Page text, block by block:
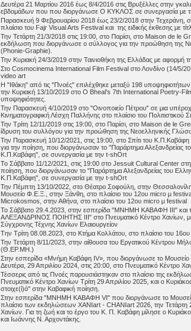
Δευτέρα 21 Μαρτίου 2016 έως 8/4/2016 στις Βρυξέλλες στην
εβδομάδων που που διοργάνωσε Ο ΚΥΚΛΟΣ σε συνεργασία με
Παρασκευή 9 Φεβρουαρίου 2018 έως 23/2/2018 στην Τεχεράνη,
πλαίσιο του Fajr Visual Arts Festival και της ειδικής έκθεσης με
Την Τετάρτη 21/3/2018 στις 19:00, στο Παρίσι, στο Maison de le
εκδήλωση που διοργάνωσε ο σύλλογος για την προώθηση της
(Phonie-Graphie).
Την Κυριακή 24/3/2019 στην Ταινιοθήκη της Ελλάδας με αφορμή
Στο Cosmocinema International Film Festival στο Λονδίνο (14/5/
video art
Η "Ιθάκη" από τις "Πνοές" επιλέχθηκε μεταξύ 198
την Κυριακή 13/10/2019 στο O Bheal's 7th International Poetry-
υποψηφιότητες.
Την Παρασκευή 4/10/2019 στο "Οινοποιείο Πέτρου" σε μια
Κινηματογραφική Λέσχη Παλλήνης στο πλαίσιο του Πολιτιστικού
Την Τρίτη 12/11/2019 στις 19:00, στο Παρίσι, στο Maison de le
ίδρυση του συλλόγου για την προώθηση της Νεοελληνικής
Την Παρασκευή 10/12/2021, στις 19:00, στο Σπίτι του Κ.Π.Καβάφη
για την ποίηση, που διοργάνωσαν το "Παράρτημα Αλεξανδρείας
Κ.Π.Καβάφη", σε συνεργασία με την t-shOrt
Το Σάββατο 11/12/2021, στις 19:00 στο Jessuit Cultural Center
ποίηση, που διοργάνωσαν το "Παράρτημα Αλεξανδρείας του
Κ.Π.Καβάφη", σε συνεργασία με την t-shOrt
Την Πέμπτη 13/10/2022, στο Θέατρο Σοφούλη, στην
Μουσείο Φ.Ε.Ξ., στην Ξάνθη, στο πλαίσιο του 12ου micro μ
Microkosmos, στην Αθήνα, στο πλαίσιο του 12ου micro μ festival
To Σάββατο 29.4.2023, στην εσπερίδα "ΜΝΗΜΗ ΚΑΒΑΦΗ ΙΙΙ"
ΑΛΕΞΑΝΔΡΙΝΟΣ ΠΟΙΗΤΗΣ ΙΙΙ" στο Πνευματικό Κέντρο Χανίων, με
Σύγχρονης Τέχνης Χανίων Ελαιουργείον
Tην Τρίτη 08.08.2023, στο Κτήμα Κολλάτου, στο πλαίσιο του 16ου
Την Τετάρτη 8/11/2023, στην αίθουσα του Εργατικού Κέντρου
(Θ.ΕΡ.ΜΗ.)
Στην εσπερίδα «Μνήμη Καβάφη ΙV», που διοργάνωσε το
Δευτέρα, 29 Απριλίου 2024, στις 20:00, στο Πνευματικό Κέντρο
Τέσσερις από τις Πνοές παρουσιάστηκαν στο πλαίσιο της
Πνευματικό Κέντρο Χανίων Τρίτη 29 Απριλίου 2025, και ο
στοιχε(ί)ό" στην Καβαφική ποίηση.
Στην εσπερίδα "ΜΝΗΜΗ ΚΑΒΑΦΗ VI" που διοργάνωσε το
πλαίσιο των εκδηλώσεων ΧΑΝΙart - CHANIart 2026, την Τετάρτη
Χανίων. Για τη ζωή και το έργο του Κ. Π. Καβάφη μίλησε ο
και Ιωάννης Ν. Αρχοντάκης.